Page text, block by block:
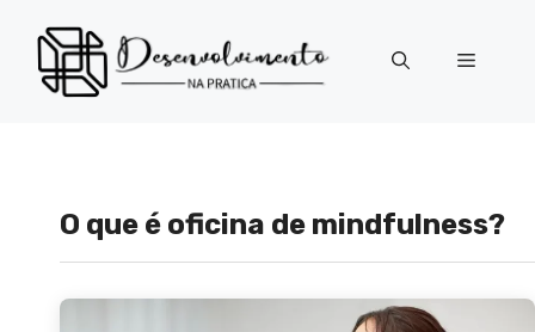
para
conteúdo
Menu
O que é oficina de mindfulness?